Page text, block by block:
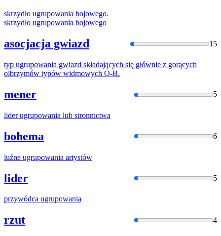
skrzydło ugrupowania bojowego.
skrzydło ugrupowania bojowego
asocjacja gwiazd 15
typ ugrupowania gwiazd składających się głównie z gorących
olbrzymów typów widmowych O-B.
mener 5
liderugrupowania lub stronnictwa
bohema 6
luźne ugrupowania artystów
lider 5
przywódca ugrupowania
rzut 4